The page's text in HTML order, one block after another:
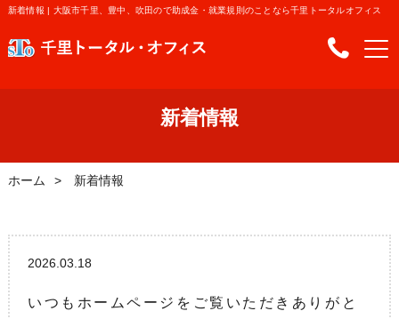
新着情報 | 大阪市千里、豊中、吹田ので助成金・就業規則のことなら千里トータルオフィス
新着情報
ホーム 新着情報
2026.03.18
いつもホームページをご覧いただきありがと